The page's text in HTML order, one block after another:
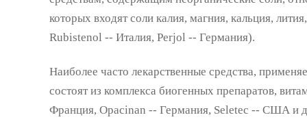
которых входят соли калия, магния, кальция,
Rubistenol -- Италия, Perjol -- Германия).
Наиболее часто лекарственные средства,
состоят из комплекса биогенных препаратов,
Франция, Opacinan -- Германия, Seleteс -- США и